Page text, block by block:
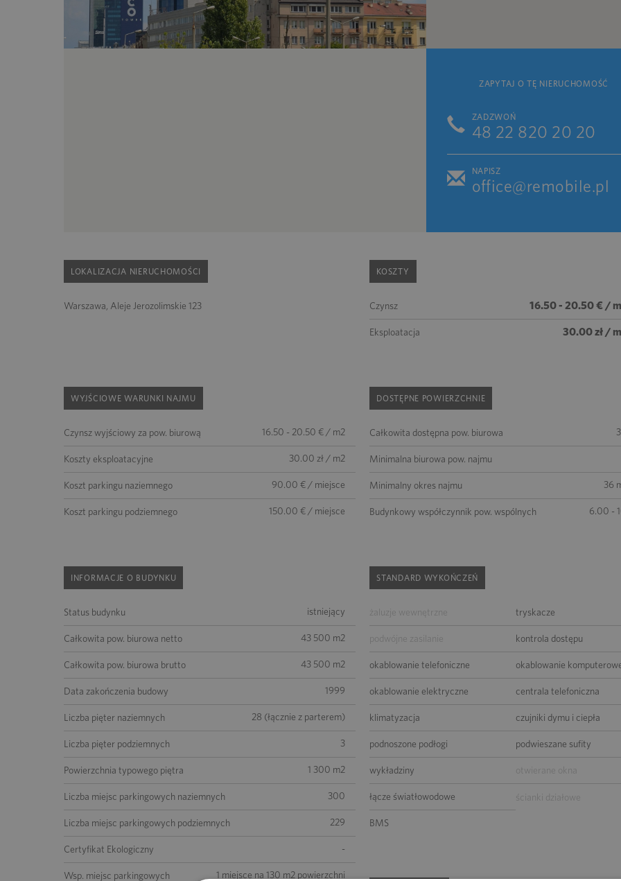
ZAPYTAJ O TĘ NIERUCHOMOŚĆ
ZADZWOŃ
48 22 820 20 20
NAPISZ
office@remobile.pl
LOKALIZACJA NIERUCHOMOŚCI
Warszawa, Aleje Jerozolimskie 123
KOSZTY
Czynsz 16.50 - 20.50 € /
Eksploatacja 30.00 zł /
WYJŚCIOWE WARUNKI NAJMU
Czynsz wyjściowy za pow. biurową 16.50 - 20.50 € / m2
Koszty eksploatacyjne 30.00 zł / m2
Koszt parkingu naziemnego 90.00 € / miejsce
Koszt parkingu podziemnego 150.00 € / miejsce
DOSTĘPNE POWIERZCHNIE
Całkowita dostępna pow. biurowa
Minimalna biurowa pow. najmu
Minimalny okres najmu 36
Budynkowy współczynnik pow. wspólnych 6.00 -
INFORMACJE O BUDYNKU
Status budynku istniejący
Całkowita pow. biurowa netto 43 500 m2
Całkowita pow. biurowa brutto 43 500 m2
Data zakończenia budowy 1999
Liczba pięter naziemnych 28 (łącznie z parterem)
Liczba pięter podziemnych 3
Powierzchnia typowego piętra 1 300 m2
Liczba miejsc parkingowych naziemnych 300
Liczba miejsc parkingowych podziemnych 229
Certyfikat Ekologiczny -
Wsp. miejsc parkingowych 1 miejsce na 130 m2 powierzchni
STANDARD WYKOŃCZEŃ
żaluzje wewnętrzne tryskacze
podwójne zasilanie kontrola dostępu
okablowanie telefoniczne okablowanie
okablowanie elektryczne centrala telefoniczna
klimatyzacja czujniki dymu i ciepła
podnoszone podłogi podwieszane sufity
wykładziny otwierane okna
łącze światłowodowe ścianki działowe
BMS